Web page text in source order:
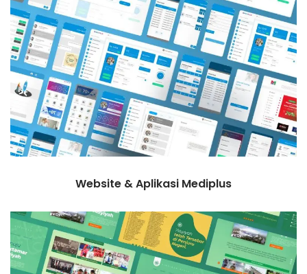
Website & Aplikasi Mediplus